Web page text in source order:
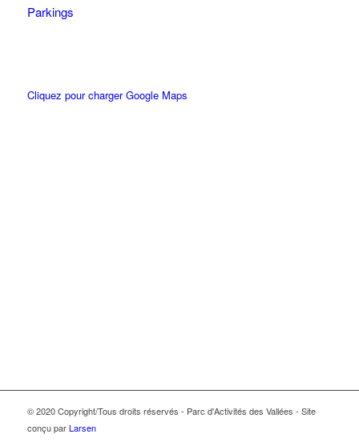
Parkings
Cliquez pour charger Google Maps
© 2020 Copyright/Tous droits réservés - Parc d'Activités des Vallées - Site
conçu parLarsen